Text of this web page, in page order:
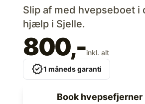
Slip af med hvepseboet i
hjælp i Sjelle.
800,-inkl. alt
verified1 måneds garanti
Book hvepsefjerner